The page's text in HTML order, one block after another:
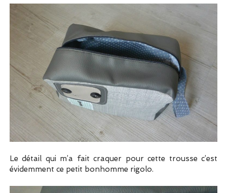
Le détail qui m’a fait craquer pour cette trousse c’est
évidemment ce petit bonhomme rigolo.